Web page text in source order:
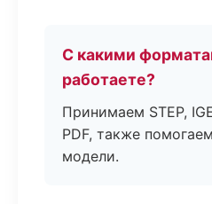
С какими
работаете?
Принимаем STEP,
PDF, также
модели.